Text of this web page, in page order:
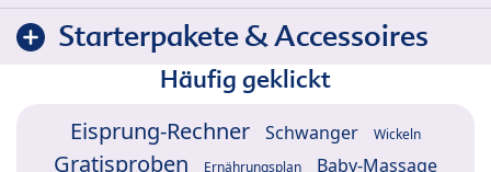
Starterpakete & Accessoires
Häufig geklickt
Eisprung-Rechner Schwanger Wickeln
Gratisproben Ernährungsplan Baby-Massage